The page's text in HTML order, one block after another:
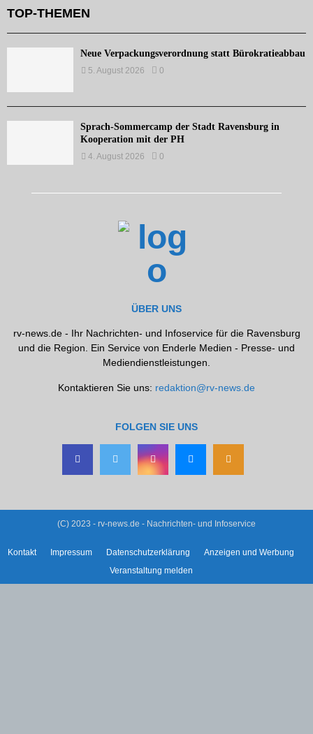
TOP-THEMEN
Neue Verpackungsverordnung statt Bürokratieabbau
5. August 2026 0
Sprach-Sommercamp der Stadt Ravensburg in
Kooperation mit der PH
4. August 2026 0
ÜBER UNS
rv-news.de - Ihr Nachrichten- und Infoservice für die Ravensburg
und die Region. Ein Service von Enderle Medien - Presse- und
Mediendienstleistungen.
Kontaktieren Sie uns: redaktion@rv-news.de
FOLGEN SIE UNS
(C) 2023 - rv-news.de - Nachrichten- und Infoservice
Kontakt Impressum Datenschutzerklärung
Anzeigen und Werbung
Veranstaltung melden